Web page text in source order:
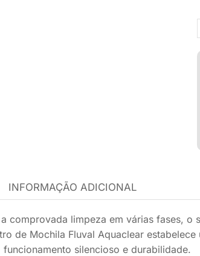
INFORMAÇÃO ADICIONAL
comprovada limpeza em várias fases,
de Mochila Fluval Aquaclear
silencioso e durabilidade.